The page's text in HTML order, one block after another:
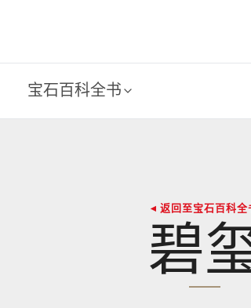
宝石百科全书
◂ 返回至宝石百科全
碧